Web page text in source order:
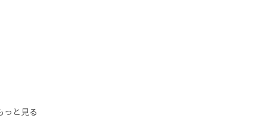
っと見る